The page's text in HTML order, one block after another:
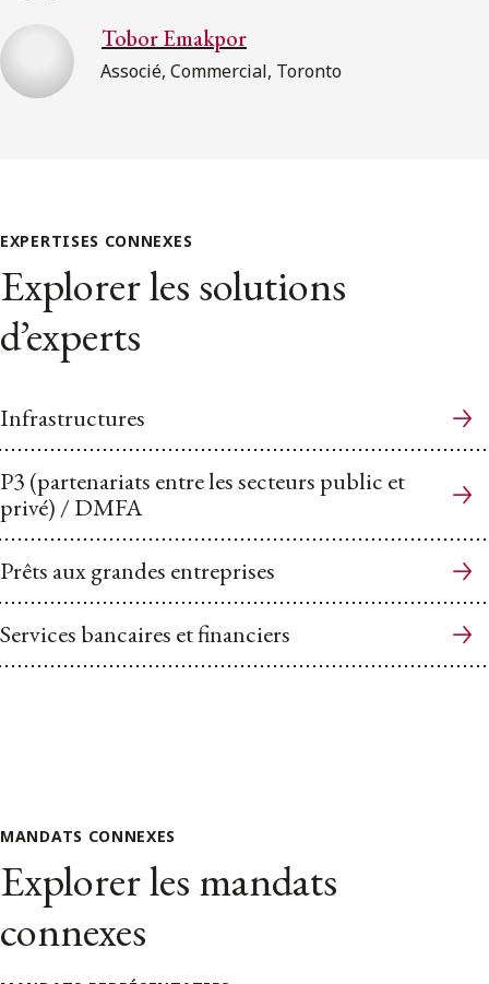
Tobor Emakpor
Associé, Commercial, Toronto
EXPERTISES CONNEXES
Explorer les solutions
d’experts
Infrastructures
P3 (partenariats entre les secteurs public et
privé) / DMFA
Prêts aux grandes entreprises
Services bancaires et financiers
MANDATS CONNEXES
Explorer les mandats
connexes